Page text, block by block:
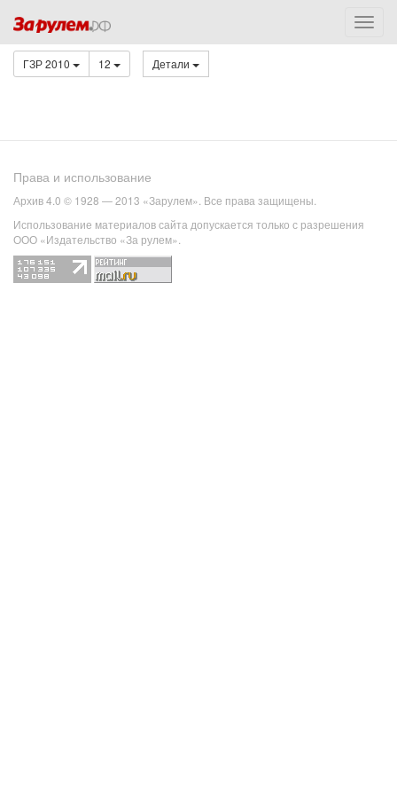
ГЗР 2010 12 Детали
Права и использование
Архив 4.0 © 1928 — 2013 «Зарулем». Все права защищены.
Использование материалов сайта допускается только с разрешения
ООО «Издательство «За рулем».